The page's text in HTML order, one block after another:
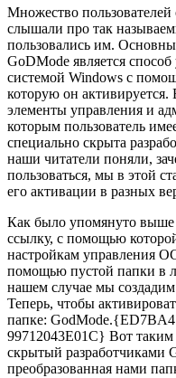
Множество
слышали про так
пользовались им.
GoDMode является
системой Windows с
которую он
элементы управления и
которым пользователь
специально скрыта
наши читатели поняли,
пользоваться, мы в этой
его активации в разных
Как было упомянуто выше
ссылку, с помощью
настройкам управления
помощью пустой папки в
нашем случае мы
Теперь, чтобы
папке:
99712043E01C} Вот
скрытый разработчиками
преобразованная нами